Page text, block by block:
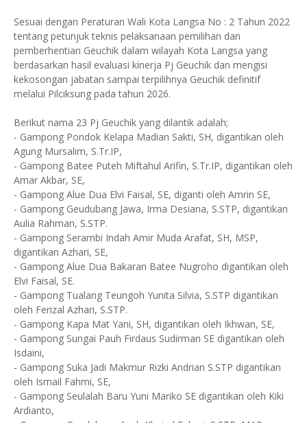
Sesuai dengan Peraturan Wali Kota Langsa No : 2 Tahun 2022
tentang petunjuk teknis pelaksanaan pemilihan dan
pemberhentian Geuchik dalam wilayah Kota Langsa yang
berdasarkan hasil evaluasi kinerja Pj Geuchik dan mengisi
kekosongan jabatan sampai terpilihnya Geuchik definitif
melalui Pilciksung pada tahun 2026.
Berikut nama 23 Pj Geuchik yang dilantik adalah;
- Gampong Pondok Kelapa Madian Sakti, SH, digantikan oleh
Agung Mursalim, S.Tr.IP,
- Gampong Batee Puteh Miftahul Arifin, S.Tr.IP, digantikan oleh
Amar Akbar, SE,
- Gampong Alue Dua Elvi Faisal, SE, diganti oleh Amrin SE,
- Gampong Geudubang Jawa, Irma Desiana, S.STP, digantikan
Aulia Rahman, S.STP.
- Gampong Serambi Indah Amir Muda Arafat, SH, MSP,
digantikan Azhari, SE,
- Gampong Alue Dua Bakaran Batee Nugroho digantikan oleh
Elvi Faisal, SE.
- Gampong Tualang Teungoh Yunita Silvia, S.STP digantikan
oleh Ferizal Azhari, S.STP.
- Gampong Kapa Mat Yani, SH, digantikan oleh Ikhwan, SE,
- Gampong Sungai Pauh Firdaus Sudirman SE digantikan oleh
Isdaini,
- Gampong Suka Jadi Makmur Rizki Andrian S.STP digantikan
oleh Ismail Fahmi, SE,
- Gampong Seulalah Baru Yuni Mariko SE digantikan oleh Kiki
Ardianto,